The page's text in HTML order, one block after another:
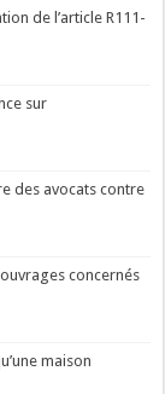
de l’article R111-
sur
des avocats contre
ouvrages concernés
maison